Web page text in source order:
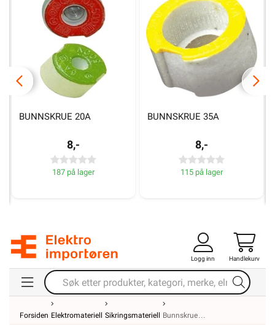
BUNNSKRUE 20A
8,-
187 på lager
BUNNSKRUE 35A
8,-
115 på lager
Logg inn Handlekurv
Forsiden Elektromateriell Sikringsmateriell Bunnskrue